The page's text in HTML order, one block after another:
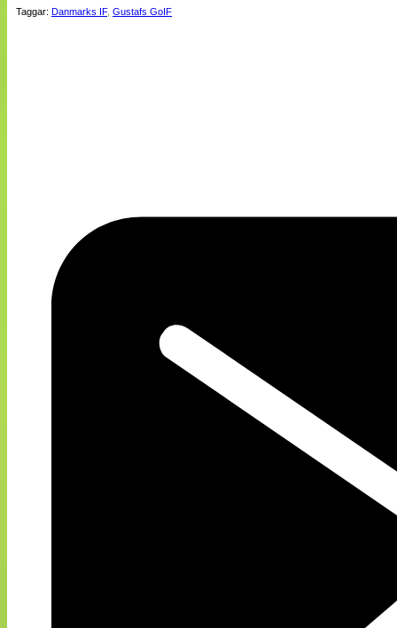
Taggar: Danmarks IF, Gustafs GoIF